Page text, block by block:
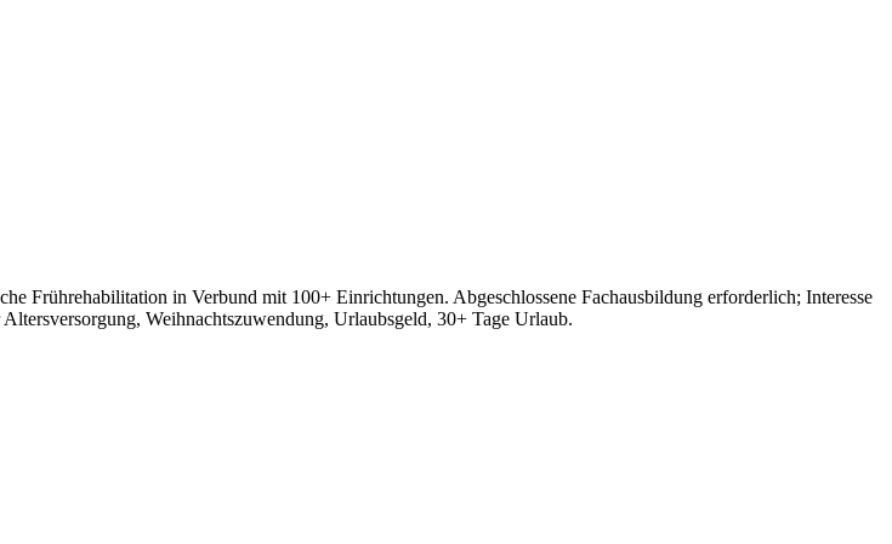
Frührehabilitation in Verbund mit 100+ Einrichtungen. Abgeschlossene Fachausbildung erforderlich; Interesse
Weihnachtszuwendung, Urlaubsgeld, 30+ Tage Urlaub.